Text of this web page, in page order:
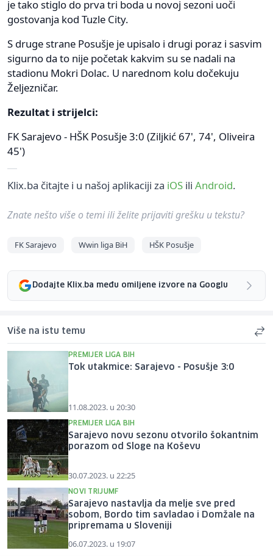
je tako stiglo do prva tri boda u novoj sezoni uoči
gostovanja kod Tuzle City.
S druge strane Posušje je upisalo i drugi poraz i sasvim
sigurno da to nije početak kakvim su se nadali na
stadionu Mokri Dolac. U narednom kolu dočekuju
Željezničar.
Rezultat i strijelci:
FK Sarajevo - HŠK Posušje 3:0 (Ziljkić 67', 74', Oliveira
45')
Klix.ba čitajte i u našoj aplikaciji za iOS ili Android.
Znate nešto više o temi ili želite prijaviti grešku u tekstu?
FK Sarajevo Wwin liga BiH HŠK Posušje
Dodajte Klix.ba među omiljene izvore na Googlu
Više na istu temu
PREMIJER LIGA BIH
Tok utakmice: Sarajevo - Posušje 3:0
11.08.2023. u 20:30
PREMIJER LIGA BIH
Sarajevo novu sezonu otvorilo šokantnim
porazom od Sloge na Koševu
30.07.2023. u 22:25
NOVI TRIJUMF
Sarajevo nastavlja da melje sve pred
sobom, Bordo tim savladao i Domžale na
pripremama u Sloveniji
06.07.2023. u 19:07